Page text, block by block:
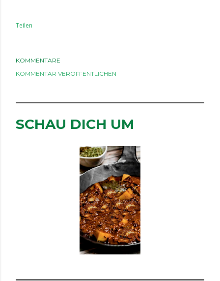
Teilen
KOMMENTARE
KOMMENTAR VERÖFFENTLICHEN
SCHAU DICH UM